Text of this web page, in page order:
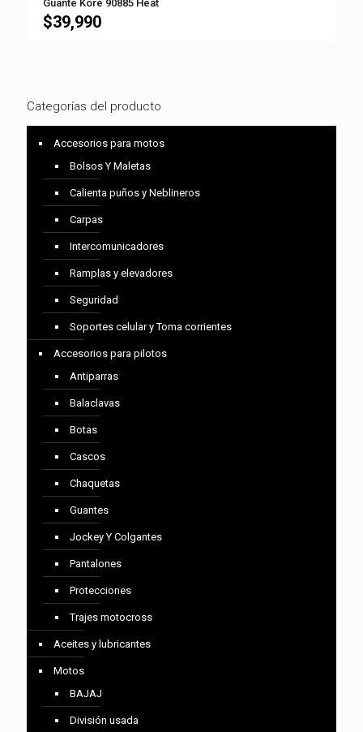
Guante Kore 90885 Heat
$39,990
Categorías del producto
Accesorios para motos
Bolsos Y Maletas
Calienta puños y Neblineros
Carpas
Intercomunicadores
Ramplas y elevadores
Seguridad
Soportes celular y Toma corrientes
Accesorios para pilotos
Antiparras
Balaclavas
Botas
Cascos
Chaquetas
Guantes
Jockey Y Colgantes
Pantalones
Protecciones
Trajes motocross
Aceites y lubricantes
Motos
BAJAJ
División usada